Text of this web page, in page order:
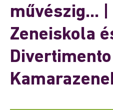
művészig… |
Zeneiskola
Divertimento